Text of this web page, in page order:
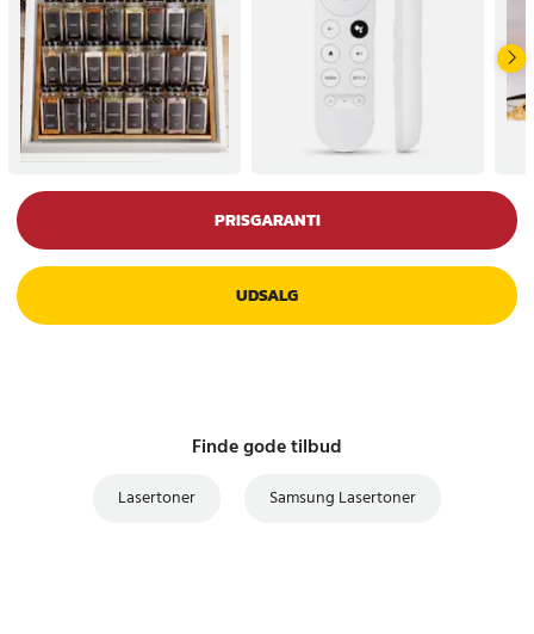
PRISGARANTI
UDSALG
Finde gode tilbud
Lasertoner Samsung Lasertoner